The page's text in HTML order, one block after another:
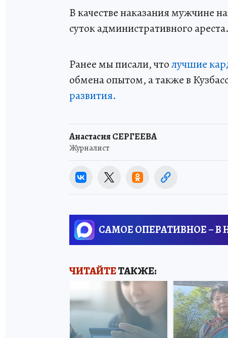
В качестве наказания мужчине
суток административного ареста.
Ранее мы писали, чтолучшие
обмена опытом, а также в
развития.
Анастасия СЕРГЕЕВА
Журналист
САМОЕ ОПЕРАТИВНОЕ – В
ЧИТАЙТЕТАКЖЕ: